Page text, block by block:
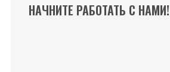
НАЧНИТЕ РАБОТАТЬ С НАМИ!